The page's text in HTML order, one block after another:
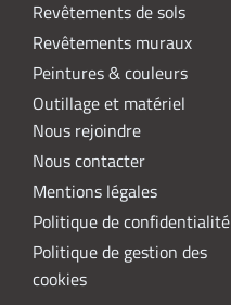
Revêtements de sols
Revêtements muraux
Peintures & couleurs
Outillage et matériel
Nous rejoindre
Nous contacter
Mentions légales
Politique de confidentialité
Politique de gestion des
cookies